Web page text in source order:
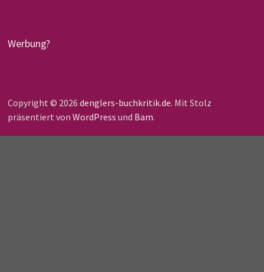
Werbung?
Copyright © 2026 denglers-buchkritik.de. Mit Stolz
präsentiert von WordPress und Bam.